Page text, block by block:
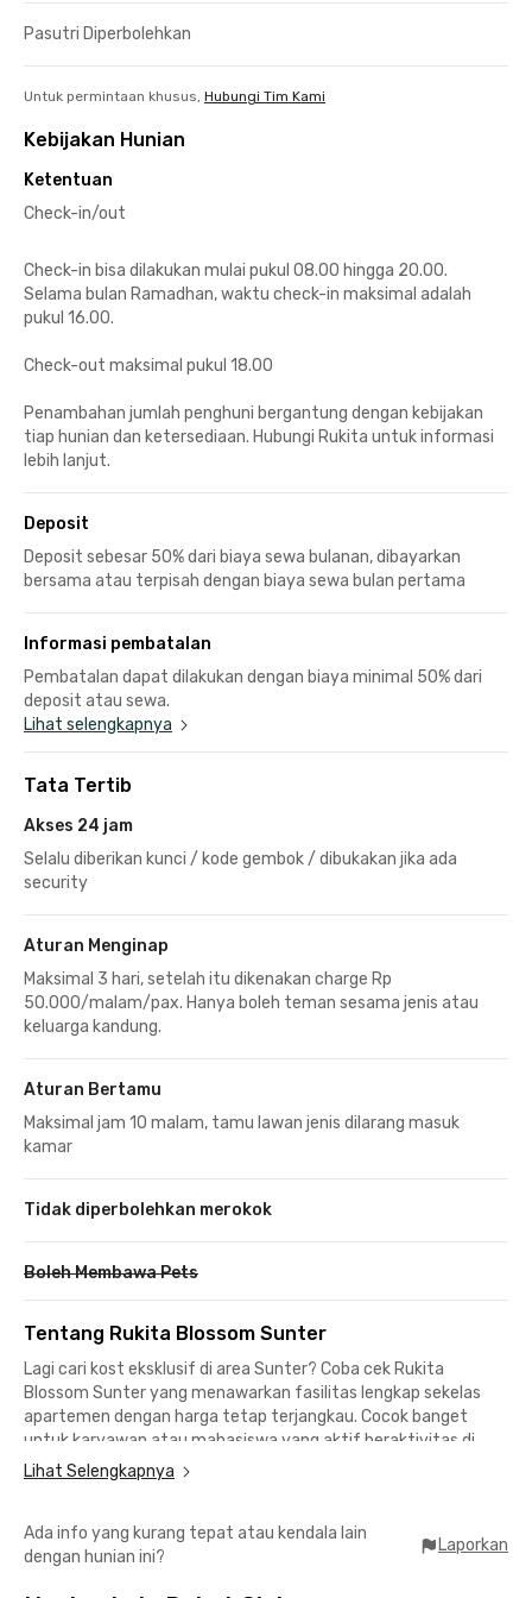
Pasutri Diperbolehkan
Untuk permintaan khusus, Hubungi Tim Kami
Kebijakan Hunian
Ketentuan
Check-in/out
Check-in bisa dilakukan mulai pukul 08.00 hingga 20.00.
Selama bulan Ramadhan, waktu check-in maksimal adalah
pukul 16.00.
Check-out maksimal pukul 18.00
Penambahan jumlah penghuni bergantung dengan kebijakan
tiap hunian dan ketersediaan. Hubungi Rukita untuk informasi
lebih lanjut.
Deposit
Deposit sebesar 50% dari biaya sewa bulanan, dibayarkan
bersama atau terpisah dengan biaya sewa bulan pertama
Informasi pembatalan
Pembatalan dapat dilakukan dengan biaya minimal 50% dari
deposit atau sewa.
Lihat selengkapnya
Tata Tertib
Akses 24 jam
Selalu diberikan kunci / kode gembok / dibukakan jika ada
security
Aturan Menginap
Maksimal 3 hari, setelah itu dikenakan charge Rp
50.000/malam/pax. Hanya boleh teman sesama jenis atau
keluarga kandung.
Aturan Bertamu
Maksimal jam 10 malam, tamu lawan jenis dilarang masuk
kamar
Tidak diperbolehkan merokok
Boleh Membawa Pets
Tentang Rukita Blossom Sunter
Lagi cari kost eksklusif di area Sunter? Coba cek Rukita
Blossom Sunter yang menawarkan fasilitas lengkap sekelas
apartemen dengan harga tetap terjangkau. Cocok banget
untuk karyawan atau mahasiswa yang aktif beraktivitas di
Jakarta Utara.
mal, kampus, dan area perkantoran!
Lihat Selengkapnya
Ada info yang kurang tepat atau kendala lain
dengan hunian ini?
Laporkan